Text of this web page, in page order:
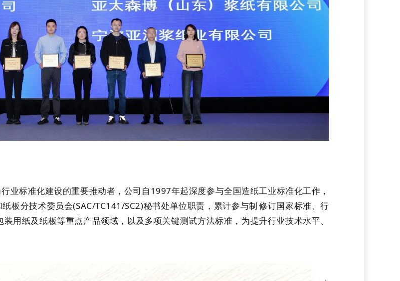
业标准化建设的重要推动者，公司自1997年起深度参与全国造纸工业标准化工作，
分技术委员会(SAC/TC141/SC2)秘书处单位职责，累计参与制修订国家标准、行
用纸及纸板等重点产品领域，以及多项关键测试方法标准，为提升行业技术水平、